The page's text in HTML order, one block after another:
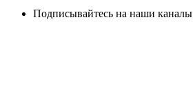
Подписывайтесь на наши каналы